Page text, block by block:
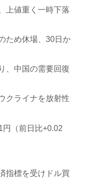
上値重く一時下落
ため休場、30日か
中国の需要回復
クライナを放射性
（前日比+0.02
指標を受けドル買